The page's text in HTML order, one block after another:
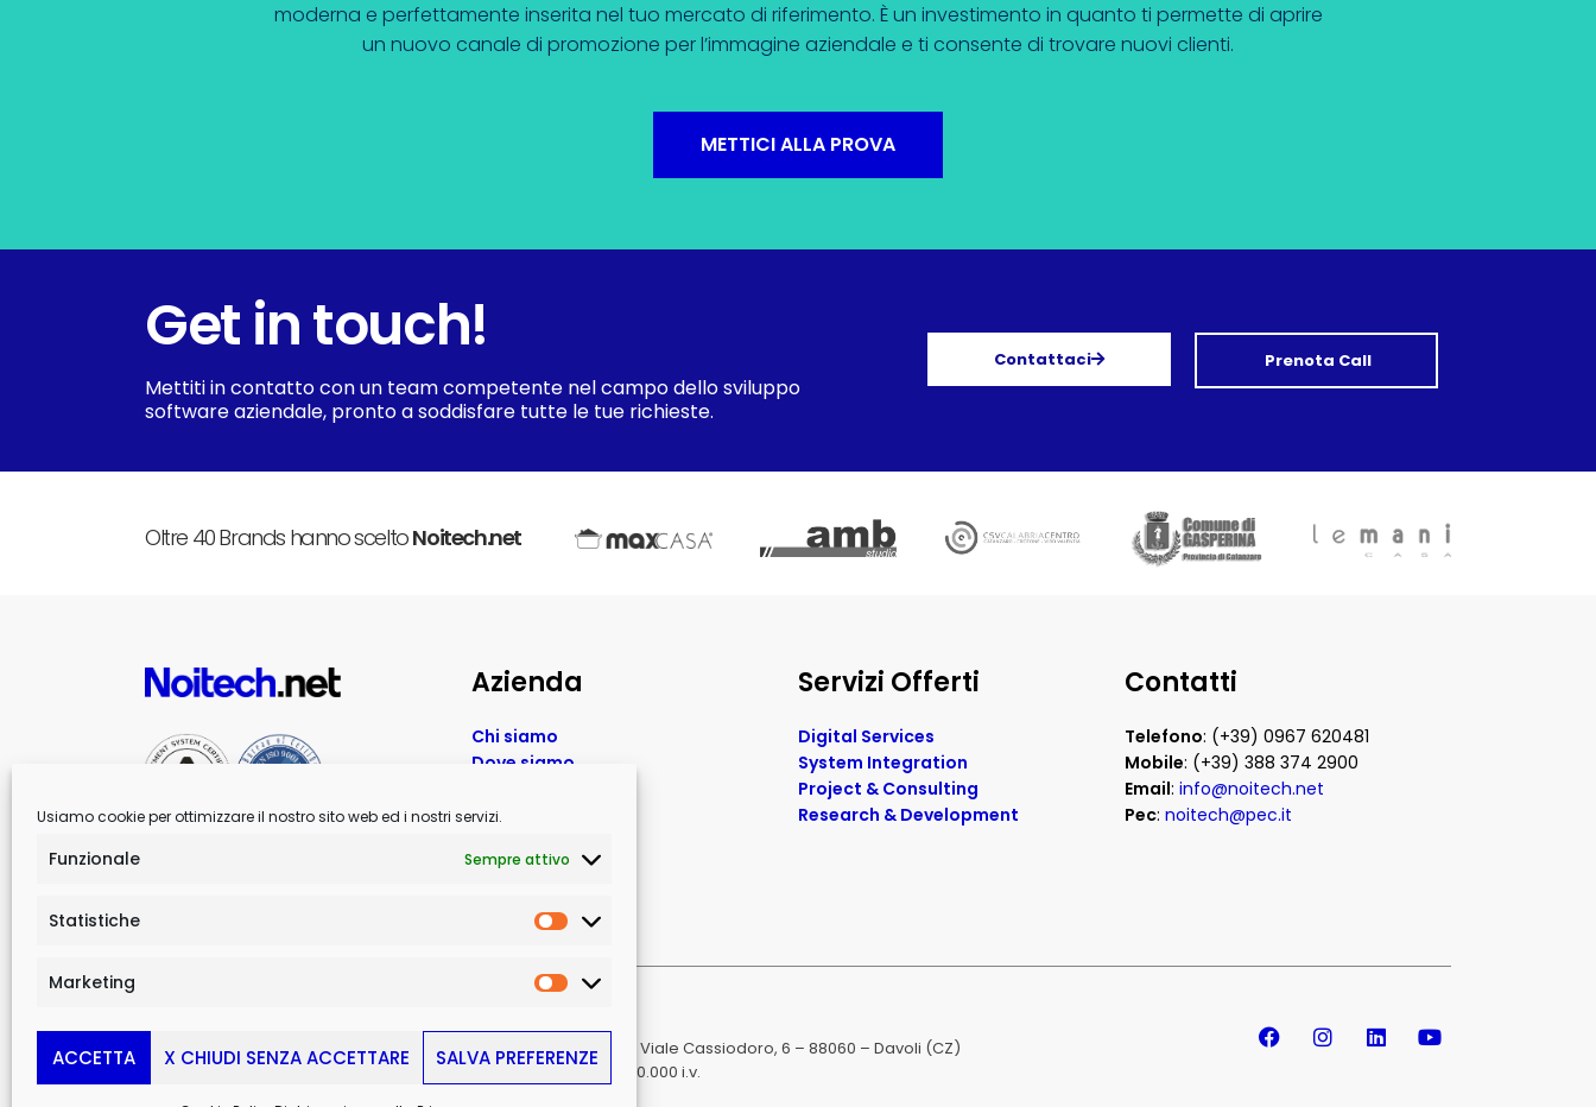
Usiamo cookie per ottimizzare il nostro sito web ed i nostri servizi.
Funzionale Sempre attivo
Statistiche
Marketing
ACCETTA X CHIUDI SENZA ACCETTARE SALVA PREFERENZE
moderna e perfettamente inserita nel tuo mercato di riferimento. È un investimento in quanto ti permette di aprire
un nuovo canale di promozione per l’immagine aziendale e ti consente di trovare nuovi clienti.
METTICI ALLA PROVA
Get in touch!
Mettiti in contatto con un team competente nel campo dello sviluppo
software aziendale, pronto a soddisfare tutte le tue richieste.
Contattaci Prenota Call
Oltre 40 Brands hanno sceltoNoitech.net
Azienda
Chi siamo
Dove siamo
News Aziendali
Servizi Offerti
Digital Services
System Integration
Project & Consulting
Research & Development
Contatti
Telefono: (+39) 0967 620481
Mobile: (+39) 388 374 2900
Email: info@noitech.net
Pec: noitech@pec.it
© 2023 Noitech S.R.L. | PMI innovativa – All Rights Reserved | I trav. Viale Cassiodoro, 6 – 88060 – Davoli (CZ)
P. IVA & C.F. 03353830791 – REA CZ 196296 – Capitale Sociale € 90.000 i.v.